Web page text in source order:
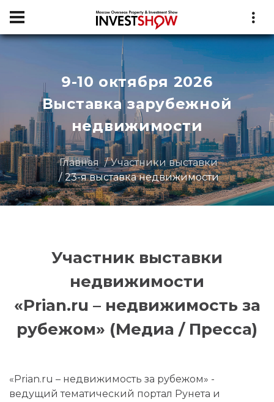
9-10 октября 2026
Выставка зарубежной
недвижимости
Главная
Участники выставки
23-я выставка недвижимости
Участник выставки
недвижимости
«Prian.ru – недвижимость за
рубежом» (Медиа / Пресса)
«Prian.ru – недвижимость за рубежом» -
ведущий тематический портал Рунета и